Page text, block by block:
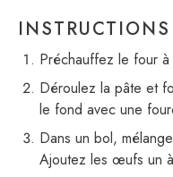
INSTRUCTIONS
Préchauffez le four à
Déroulez la pâte et
le fond avec une
Dans un bol,
Ajoutez les œufs un